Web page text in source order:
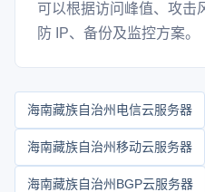
可以根据访问峰值、攻击
防 IP、备份及监控方案。
海南藏族自治州电信云服务器
海南藏族自治州移动云服务器
海南藏族自治州BGP云服务器